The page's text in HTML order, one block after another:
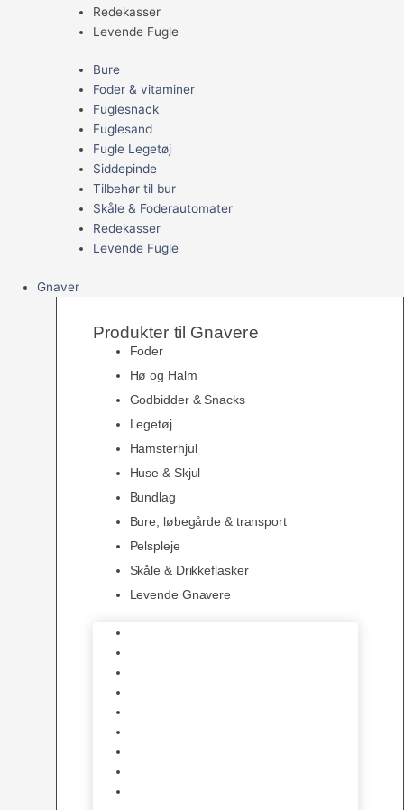
Redekasser
Levende Fugle
Bure
Foder & vitaminer
Fuglesnack
Fuglesand
Fugle Legetøj
Siddepinde
Tilbehør til bur
Skåle & Foderautomater
Redekasser
Levende Fugle
Gnaver
Produkter til Gnavere
Foder
Hø og Halm
Godbidder & Snacks
Legetøj
Hamsterhjul
Huse & Skjul
Bundlag
Bure, løbegårde & transport
Pelspleje
Skåle & Drikkeflasker
Levende Gnavere